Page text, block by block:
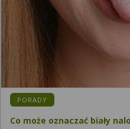
KATEGORIA:
PORADY
Co może oznaczać biały